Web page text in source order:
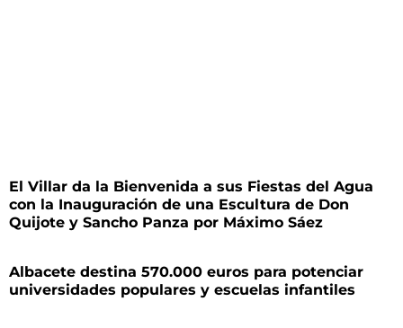
El Villar da la Bienvenida a sus Fiestas del Agua
con la Inauguración de una Escultura de Don
Quijote y Sancho Panza por Máximo Sáez
Albacete destina 570.000 euros para potenciar
universidades populares y escuelas infantiles